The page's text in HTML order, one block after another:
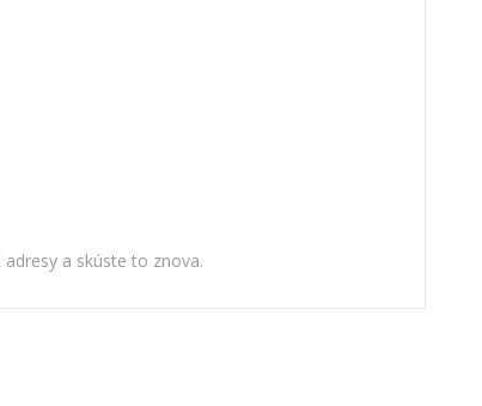
a skúste to znova.